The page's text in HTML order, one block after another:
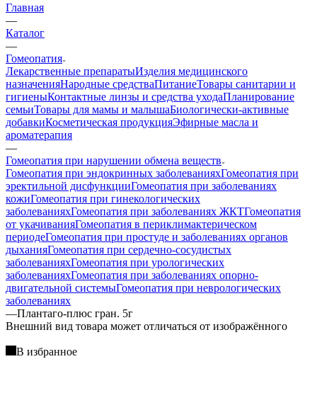
Главная
—
Каталог
—
Гомеопатия
Лекарственные препаратыИзделия медицинского
назначенияНародные средстваПитаниеТовары санитарии и
гигиеныКонтактные линзы и средства уходаПланирование
семьиТовары для мамы и малышаБиологически-активные
добавкиКосметическая продукцияЭфирные масла и
ароматерапия
—
Гомеопатия при нарушении обмена веществ
Гомеопатия при эндокринных заболеванияхГомеопатия при
эректильной дисфункцииГомеопатия при заболеваниях
кожиГомеопатия при гинекологических
заболеванияхГомеопатия при заболеваниях ЖКТГомеопатия
от укачиванияГомеопатия в периклимактерическом
периодеГомеопатия при простуде и заболеваниях органов
дыханияГомеопатия при сердечно-сосудистых
заболеванияхГомеопатия при урологических
заболеванияхГомеопатия при заболеваниях опорно-
двигательной системыГомеопатия при неврологических
заболеваниях
—Плантаго-плюс гран. 5г
Bнешний вид товара может отличаться от изображённого
В избранное